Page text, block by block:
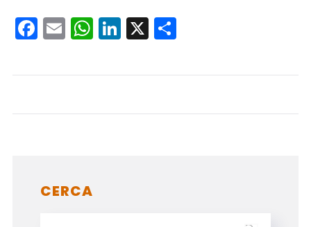
Facebook
EmailWhatsApp
LinkedIn
X
CERCA